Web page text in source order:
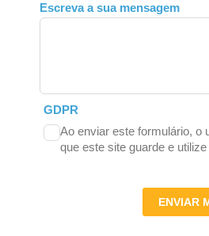
Escreva a sua mensagem
GDPR
Ao enviar este formulário, o
que este site guarde e
ENVIAR